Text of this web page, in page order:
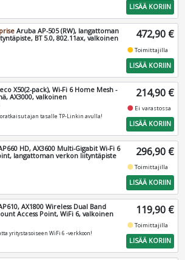
LISÄÄ KORIIN
Aruba AP-505 (RW), langattoman
BT 5.0, 802.11ax, valkoinen
472,90 €
fiber_manual_recordToimittajilla
LISÄÄ KORIIN
X50(2-pack), Wi-Fi 6 Home Mesh -
AX3000, valkoinen
ajan tasalle TP-Linkin avulla!
214,90 €
fiber_manual_record Ei varastossa
LISÄÄ KORIIN
HD, AX3600 Multi-Gigabit Wi-Fi 6
langattoman verkon liityntäpiste
296,90 €
fiber_manual_recordToimittajilla
LISÄÄ KORIIN
AX1800 Wireless Dual Band
Access Point, WiFi 6, valkoinen
yritystasoiseen WiFi 6 -verkkoon!
119,90 €
fiber_manual_recordToimittajilla
LISÄÄ KORIIN